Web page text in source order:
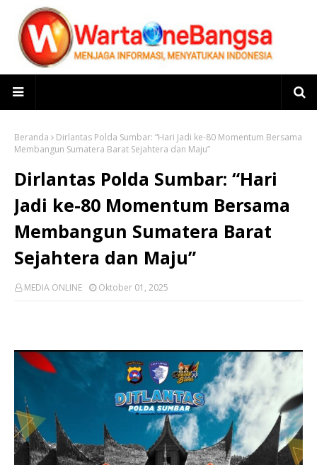
Beranda
Dirlantas Polda Sumbar: “Hari Jadi ke-80 Momentum Bersama
Membangun Sumatera Barat Sejahtera dan Maju”
Dirlantas Polda Sumbar: “Hari
Jadi ke-80 Momentum Bersama
Membangun Sumatera Barat
Sejahtera dan Maju”
MEDIA ONLINE Oktober 01, 2025